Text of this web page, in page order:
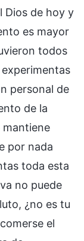
Dios de hoy y
es mayor
todos
personal de
de la
mantiene
por nada
toda esta
no puede
¿no es tu
el